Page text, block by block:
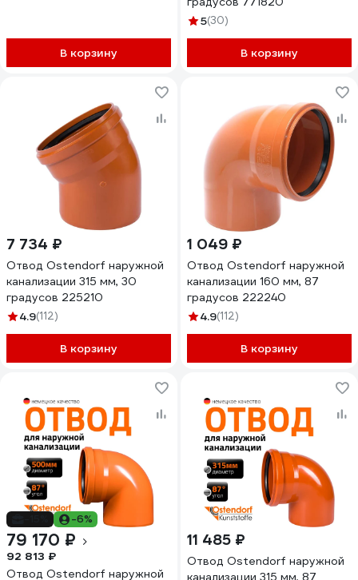
В корзину
5(30)
В корзину
7 734 ₽
Отвод Ostendorf наружной
канализации 315 мм, 30
градусов 225210
4.9(112)
В корзину
1 049 ₽
Отвод Ostendorf наружной
канализации 160 мм, 87
градусов 222240
4.9(112)
В корзину
-6%
79 170 ₽
92 813 ₽
Отвод Ostendorf наружной
11 485 ₽
Отвод Ostendorf наружной
канализации 315 мм, 87